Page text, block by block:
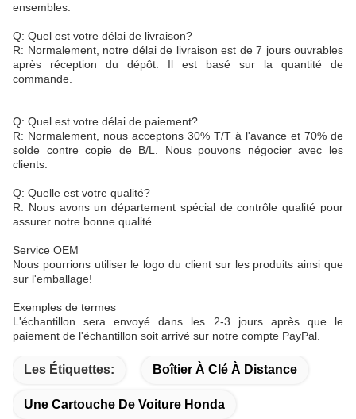
ensembles.
Q: Quel est votre délai de livraison?
R: Normalement, notre délai de livraison est de 7 jours ouvrables
après réception du dépôt. Il est basé sur la quantité de
commande.
Q: Quel est votre délai de paiement?
R: Normalement, nous acceptons 30% T/T à l'avance et 70% de
solde contre copie de B/L. Nous pouvons négocier avec les
clients.
Q: Quelle est votre qualité?
R: Nous avons un département spécial de contrôle qualité pour
assurer notre bonne qualité.
Service OEM
Nous pourrions utiliser le logo du client sur les produits ainsi que
sur l'emballage!
Exemples de termes
L'échantillon sera envoyé dans les 2-3 jours après que le
paiement de l'échantillon soit arrivé sur notre compte PayPal.
Les Étiquettes: Boîtier À Clé À Distance
Une Cartouche De Voiture Honda